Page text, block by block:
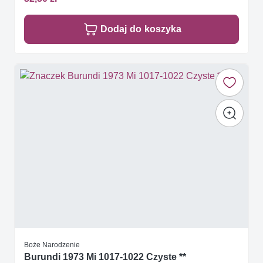
Dodaj do koszyka
Boże Narodzenie
Burundi 1973 Mi 1017-1022 Czyste **